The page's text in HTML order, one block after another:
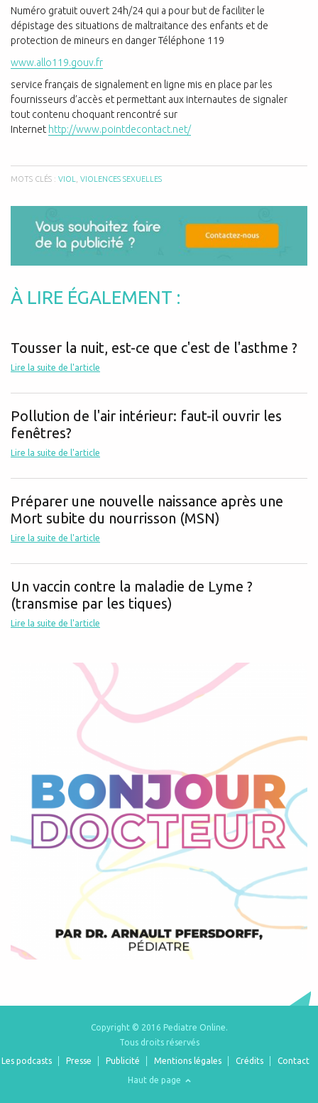
Numéro gratuit ouvert 24h/24 qui a pour but de faciliter le
dépistage des situations de maltraitance des enfants et de
protection de mineurs en dangerTéléphone 119
www.allo119.gouv.fr
service français de signalement en ligne mis en place par les
fournisseurs d’accès et permettant aux internautes de signaler
tout contenu choquant rencontré sur
Internet http://www.pointdecontact.net/
MOTS CLÉS : VIOL, VIOLENCES SEXUELLES
À LIRE ÉGALEMENT :
Tousser la nuit, est-ce que c'est de l'asthme ?
Lire la suite de l'article
Pollution de l'air intérieur: faut-il ouvrir les
fenêtres?
Lire la suite de l'article
Préparer une nouvelle naissance après une
Mort subite du nourrisson (MSN)
Lire la suite de l'article
Un vaccin contre la maladie de Lyme ?
(transmise par les tiques)
Lire la suite de l'article
Copyright © 2016 Pediatre Online.
Tous droits réservés
Les podcasts
Presse Publicité Mentions légales Crédits Contact
Haut de page